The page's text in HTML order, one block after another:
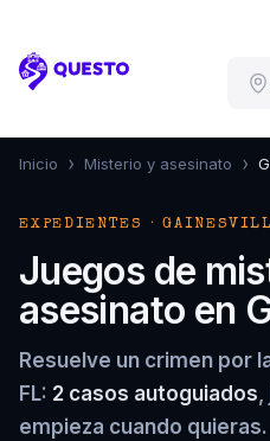
Questo
Inicio › Misterio y asesinato ›
EXPEDIENTES ·
Juegos de
asesinato en
Resuelve un crimen por
FL: 2 casos autoguiados,
empieza cuando quieras.